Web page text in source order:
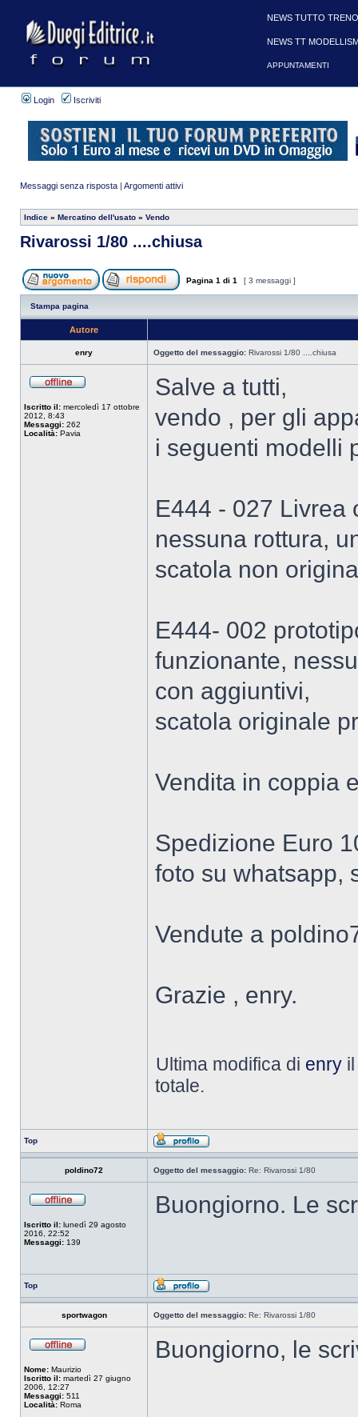
Login Iscriviti
Messaggi senza risposta | Argomenti attivi
Indice » Mercatino dell'usato » Vendo
Rivarossi 1/80 ....chiusa
Pagina 1 di 1 [ 3 messaggi ]
Stampa pagina
Autore
enry Oggetto del messaggio: Rivarossi 1/80 ....chiusa
Iscritto il: mercoledì 17 ottobre
2012, 8:43
Messaggi: 262
Località: Pavia
Salve a tutti,
vendo , per gli
i seguenti modelli
E444 - 027 Livrea
nessuna rottura,
scatola non
E444- 002
funzionante,
con aggiuntivi,
scatola originale
Vendita in coppia
Spedizione Euro
foto su whatsapp,
Vendute a
Grazie , enry.
Ultima modifica di enry
totale.
Top
poldino72 Oggetto del messaggio: Re: Rivarossi 1/80
Iscritto il: lunedì 29 agosto
2016, 22:52
Messaggi: 139
Buongiorno. Le
Top
sportwagon Oggetto del messaggio: Re: Rivarossi 1/80
Nome: Maurizio
Iscritto il: martedì 27 giugno
2006, 12:27
Messaggi: 511
Località: Roma
Buongiorno, le
NEWS TUTTO
NEWS TT
APPUNTAMENTI